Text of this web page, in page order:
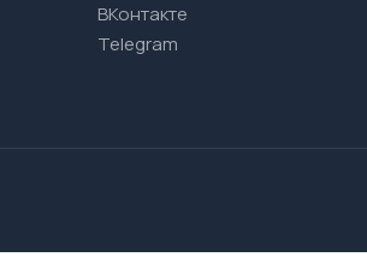
ВКонтакте
Telegram